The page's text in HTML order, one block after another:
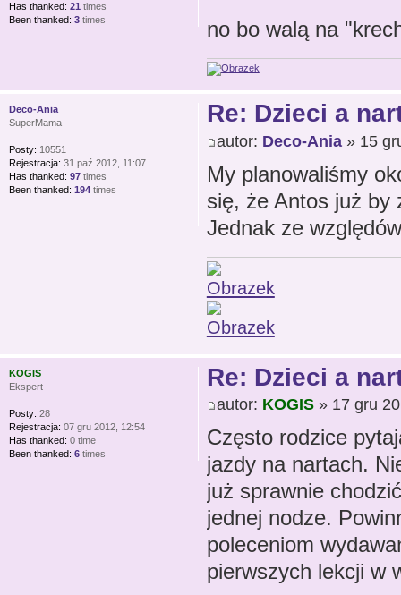
no bo walą na
Has thanked: 21 times
Been thanked: 3 times
Re: Dzieci a
autor: Deco-Ania» 15
My planowaliśmy
się, że Antos już by
Jednak ze
Deco-Ania
SuperMama
Posty: 10551
Rejestracja: 31 paź 2012, 11:07
Has thanked: 97 times
Been thanked: 194 times
Re: Dzieci a
autor: KOGIS» 17 gru
Często rodzice
jazdy na nartach.
już sprawnie
jednej nodze.
poleceniom
pierwszych lekcji w
KOGIS
Ekspert
Posty: 28
Rejestracja: 07 gru 2012, 12:54
Has thanked: 0 time
Been thanked: 6 times